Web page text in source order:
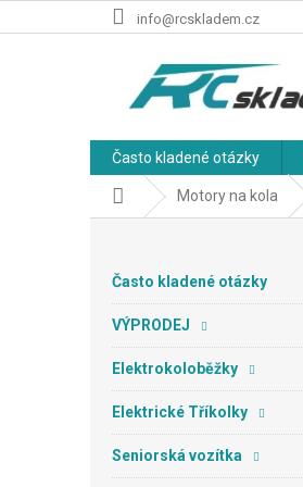
na
info@rcskladem.cz
Často kladené otázky
Domů Motory na kola
Často kladené otázky
VÝPRODEJ
Elektrokoloběžky
Elektrické Tříkolky
Seniorská vozítka